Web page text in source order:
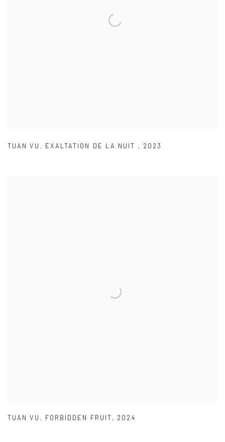
TUAN VU , EXALTATION DE LA NUIT , 2023
TUAN VU , FORBIDDEN FRUIT, 2024